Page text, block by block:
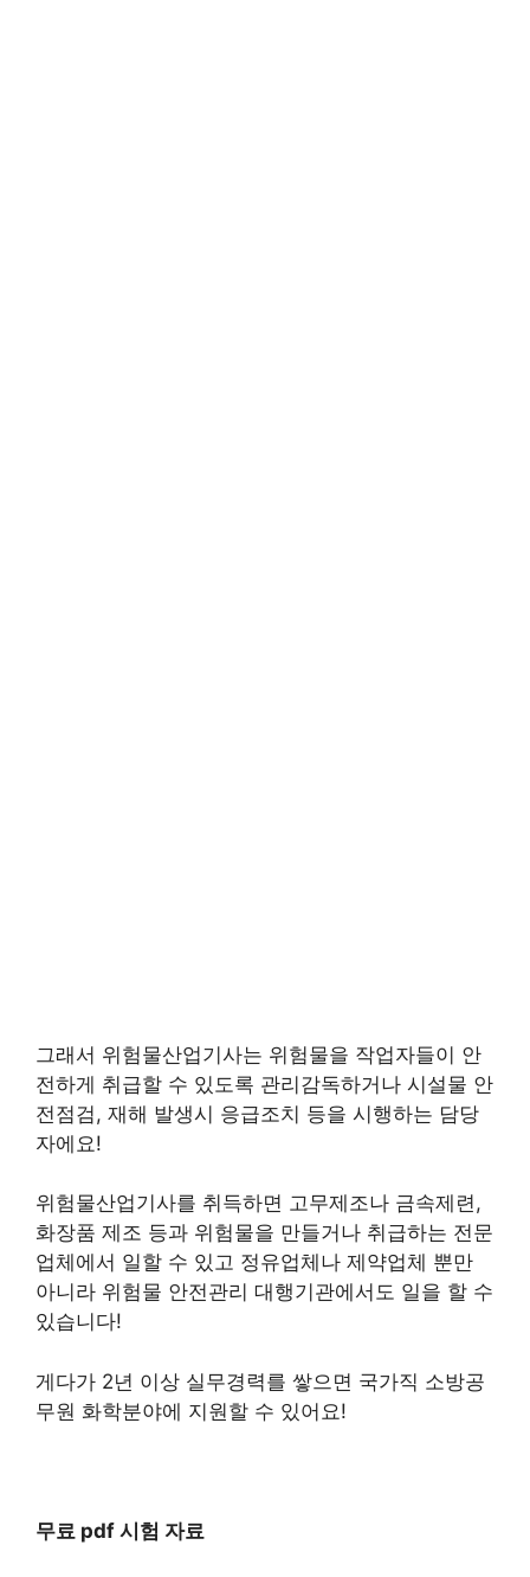
그래서 위험물산업기사는 위험물을 작업자들이 안
전하게 취급할 수 있도록 관리감독하거나 시설물 안
전점검, 재해 발생시 응급조치 등을 시행하는 담당
자에요!
위험물산업기사를 취득하면 고무제조나 금속제련,
화장품 제조 등과 위험물을 만들거나 취급하는 전문
업체에서 일할 수 있고 정유업체나 제약업체 뿐만
아니라 위험물 안전관리 대행기관에서도 일을 할 수
있습니다!
게다가 2년 이상 실무경력를 쌓으면 국가직 소방공
무원 화학분야에 지원할 수 있어요!
무료 pdf 시험 자료